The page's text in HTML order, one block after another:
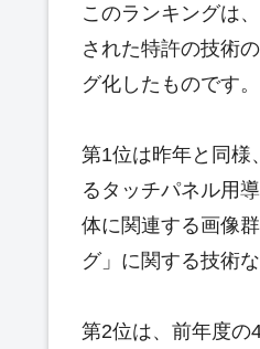
このランキングは
された特許の技術
グ化したものです。
第1位は昨年と同様
るタッチパネル用
体に関連する画像
グ」に関する技術
第2位は、前年度の